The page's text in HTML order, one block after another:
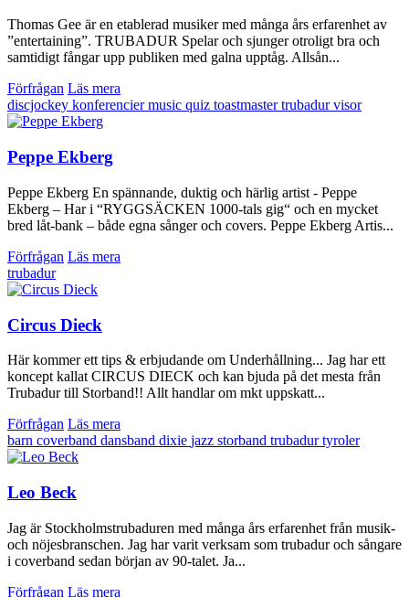
Thomas Gee är en etablerad musiker med många års erfarenhet av
”entertaining”. TRUBADUR Spelar och sjunger otroligt bra och
samtidigt fångar upp publiken med galna upptåg. Allsån...
Förfrågan Läs mera
discjockey konferenciermusic quiz toastmastertrubadurvisor
Peppe Ekberg
Peppe Ekberg En spännande, duktig och härlig artist - Peppe
Ekberg – Har i “RYGGSÄCKEN 1000-tals gig“ och en mycket
bred låt-bank – både egna sånger och covers. Peppe Ekberg Artis...
Förfrågan Läs mera
trubadur
Circus Dieck
Här kommer ett tips & erbjudande om Underhållning... Jag har ett
koncept kallat CIRCUS DIECK och kan bjuda på det mesta från
Trubadur till Storband!! Allt handlar om mkt uppskatt...
Förfrågan Läs mera
barn coverband dansband dixie jazz storband trubadurtyroler
Leo Beck
Jag är Stockholmstrubaduren med många års erfarenhet från musik-
och nöjesbranschen. Jag har varit verksam som trubadur och sångare
i coverband sedan början av 90-talet. Ja...
Förfrågan Läs mera